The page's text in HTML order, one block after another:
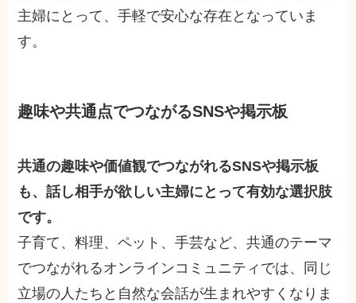
主婦にとって、手軽で安心な存在となっていま
す。
趣味や共通点でつながるSNSや掲示板
共通の趣味や価値観でつながれるSNSや掲示板
も、話し相手が欲しい主婦にとって有効な選択肢
です。
子育て、料理、ペット、手芸など、共通のテーマ
でつながれるオンラインコミュニティでは、同じ
立場の人たちと自然な会話が生まれやすくなりま